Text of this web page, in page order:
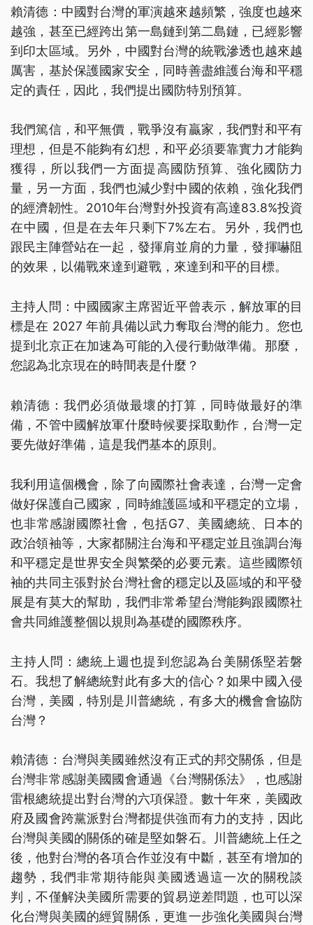
賴清德：中國對台灣的軍演越來越頻繁，強度也越來
越強，甚至已經跨出第一島鏈到第二島鏈，已經影響
到印太區域。另外，中國對台灣的統戰滲透也越來越
厲害，基於保護國家安全，同時善盡維護台海和平穩
定的責任，因此，我們提出國防特別預算。
我們篤信，和平無價，戰爭沒有贏家，我們對和平有
理想，但是不能夠有幻想，和平必須要靠實力才能夠
獲得，所以我們一方面提高國防預算、強化國防力
量，另一方面，我們也減少對中國的依賴，強化我們
的經濟韌性。2010年台灣對外投資有高達83.8%投資
在中國，但是在去年只剩下7%左右。另外，我們也
跟民主陣營站在一起，發揮肩並肩的力量，發揮嚇阻
的效果，以備戰來達到避戰，來達到和平的目標。
主持人問：中國國家主席習近平曾表示，解放軍的目
標是在 2027 年前具備以武力奪取台灣的能力。您也
提到北京正在加速為可能的入侵行動做準備。那麼，
您認為北京現在的時間表是什麼？
賴清德：我們必須做最壞的打算，同時做最好的準
備，不管中國解放軍什麼時候要採取動作，台灣一定
要先做好準備，這是我們基本的原則。
我利用這個機會，除了向國際社會表達，台灣一定會
做好保護自己國家，同時維護區域和平穩定的立場，
也非常感謝國際社會，包括G7、美國總統、日本的
政治領袖等，大家都關注台海和平穩定並且強調台海
和平穩定是世界安全與繁榮的必要元素。這些國際領
袖的共同主張對於台灣社會的穩定以及區域的和平發
展是有莫大的幫助，我們非常希望台灣能夠跟國際社
會共同維護整個以規則為基礎的國際秩序。
主持人問：總統上週也提到您認為台美關係堅若磐
石。我想了解總統對此有多大的信心？如果中國入侵
台灣，美國，特別是川普總統，有多大的機會會協防
台灣？
賴清德：台灣與美國雖然沒有正式的邦交關係，但是
台灣非常感謝美國國會通過《台灣關係法》，也感謝
雷根總統提出對台灣的六項保證。數十年來，美國政
府及國會跨黨派對台灣都提供強而有力的支持，因此
台灣與美國的關係的確是堅如磐石。川普總統上任之
後，他對台灣的各項合作並沒有中斷，甚至有增加的
趨勢，我們非常期待能與美國透過這一次的關稅談
判，不僅解決美國所需要的貿易逆差問題，也可以深
化台灣與美國的經貿關係，更進一步強化美國與台灣